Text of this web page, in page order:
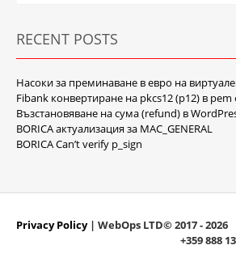
RECENT POSTS
Насоки за преминаване в евро на
Fibank конвертиране на pkcs12 (p12) в
Възстановяване на сума (refund) в
BORICA актуализация за MAC_GENERAL
BORICA Can’t verify p_sign
Privacy Policy| WebOps LTD© 2017 - 2026
+359 888